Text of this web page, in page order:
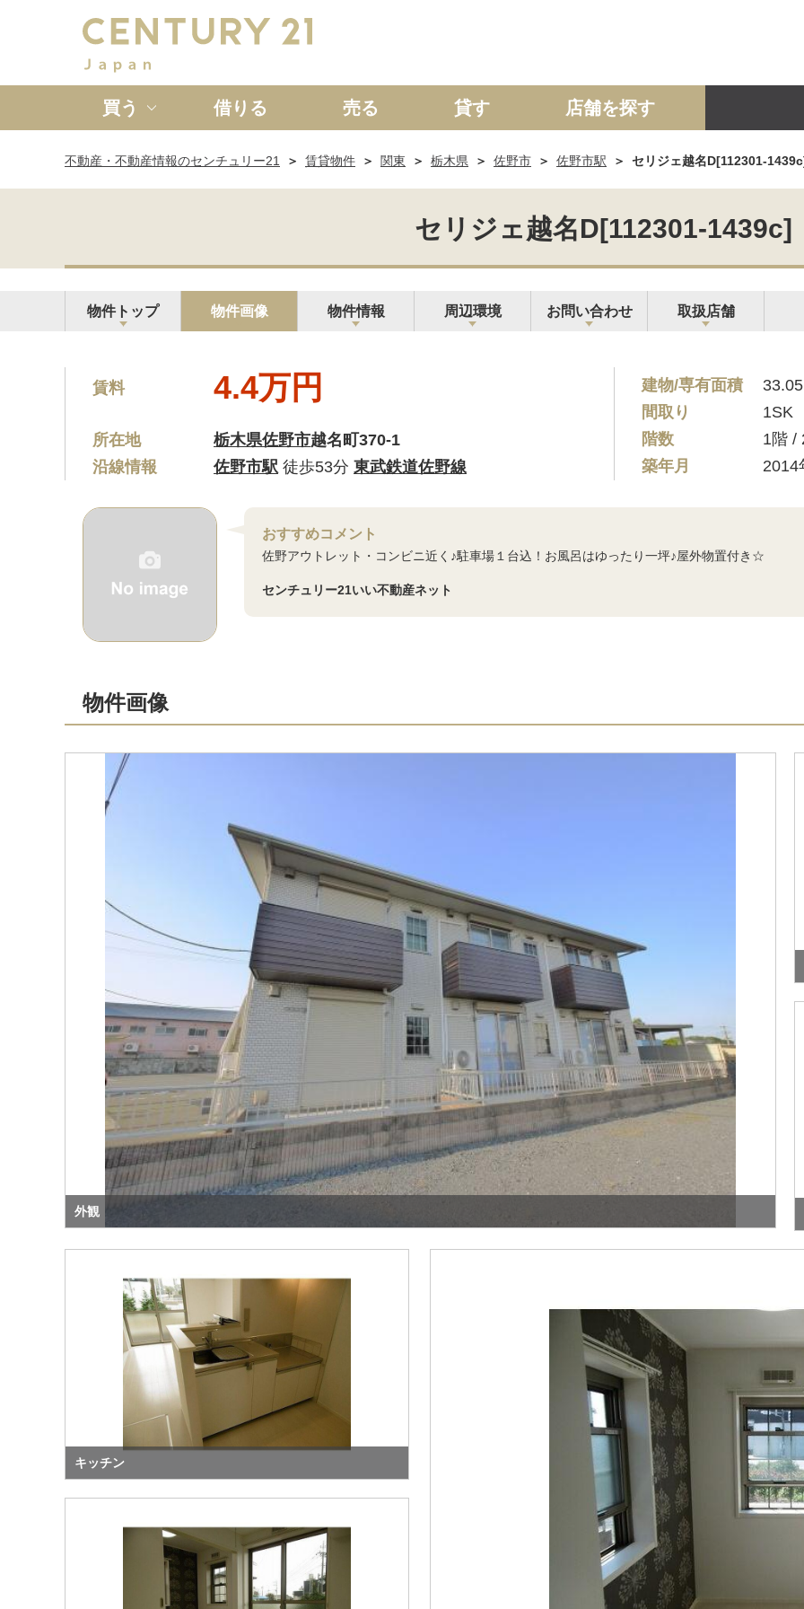
買う
新築一戸建て 中古一戸建て マンション 土地 事業投資用
借りる 売る 貸す 店舗を探す
不動産・不動産情報のセンチュリー21 賃貸物件 関東 栃木県 佐野市 佐野市駅 セリジェ越名D[112301-
セリジェ越名D[112301-1439c]
物件トップ 物件画像 物件情報 周辺環境 お問い合わせ 取扱店舗
賃料 4.4万円
所在地 栃木県佐野市越名町370-1
沿線情報
佐野市駅 徒歩53分 東武鉄道佐野線
建物/専有面積
間取り
1SK
階数
1階 /
築年月
2014
おすすめコメント
佐野アウトレット・コンビニ近く♪駐車場１台込！お風呂はゆったり一坪♪屋外物置付き☆
センチュリー21いい不動産ネット
物件画像
外観
キッチン